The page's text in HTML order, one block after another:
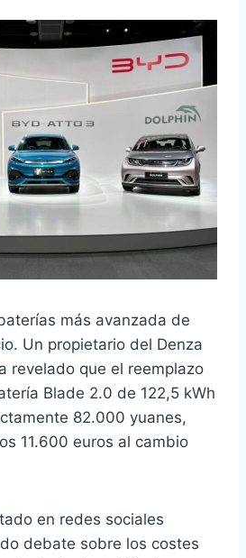
más avanzada de
Un propietario del Denza
revelado que el reemplazo
Blade 2.0 de 122,5 kWh
82.000 yuanes,
11.600 euros al cambio
en redes sociales
debate sobre los costes